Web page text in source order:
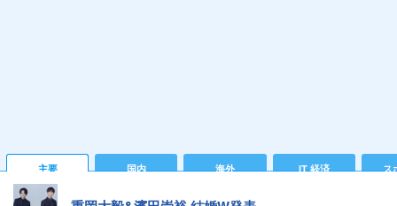
主要 国内 海外 IT 経済 ス